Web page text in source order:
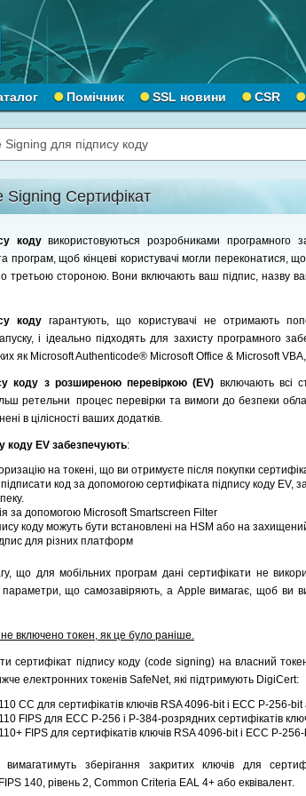
Помічник SSL новини CSR
Signing для підпису коду
Signing Сертифікат
кодувикористовуються розробниками програмного
програм, щоб кінцеві користувачі могли переконатися,
третьою стороною. Вони включають ваш підпис, назву
коду гарантують, що користувачі не отримають
і ідеально підходять для захисту програмного
як Microsoft Authenticode® Microsoft Office & Microsoft
коду з розширеною перевіркою (EV) включають всі
ретельни процес перевірки та вимоги до безпеки
в цілісності ваших додатків.
коду EV забезпечують:
на токені, що ви отримуєте після покупки
код за допомогою сертифіката підпису коду EV,
за допомогою Microsoft Smartscreen Filter
коду можуть бути встановлені на HSM або на
для різних платформ
що для мобільних програм дані сертифікати не
параметри, що самозавіряють, а Apple вимагає, щоб ви
не включено токен, як це було раніше.
сертифікат підпису коду (code signing) на власний
електронних токенів SafeNet, які підтримують DigiCert:
CC для сертифікатів ключів RSA 4096-bit і ECC P-256-
FIPS для ECC P-256 і P-384-розрядних сертифікатів
FIPS для сертифікатів ключів RSA 4096-bit і ECC P-
вимагатимуть зберігання закритих ключів для
140, рівень 2, Common Criteria EAL 4+ або еквівалент.